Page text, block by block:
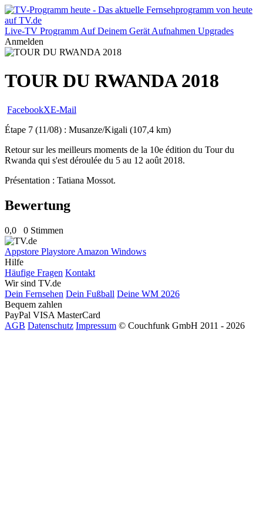
Live-TV Programm Auf Deinem Gerät Aufnahmen Upgrades
Anmelden
TOUR DU RWANDA 2018
FacebookXE-Mail
Étape 7 (11/08) : Musanze/Kigali (107,4 km)
Retour sur les meilleurs moments de la 10e édition du Tour du
Rwanda qui s'est déroulée du 5 au 12 août 2018.
Présentation : Tatiana Mossot.
Bewertung
0,0 0 Stimmen
Appstore Playstore Amazon Windows
Hilfe
Häufige Fragen Kontakt
Wir sind TV.de
Dein Fernsehen Dein Fußball Deine WM 2026
Bequem zahlen
PayPal VISA MasterCard
AGB Datenschutz Impressum © Couchfunk GmbH 2011 - 2026